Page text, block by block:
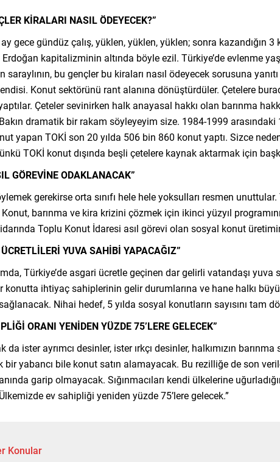
KİRALARI NASIL ÖDEYECEK?”
gece gündüz çalış, yüklen, yüklen, yüklen; sonra kazandığın 3
kapitalizminin altında böyle ezil. Türkiye’de evlenme
saraylının, bu gençler bu kiraları nasıl ödeyecek sorusuna
Konut sektörünü rant alanına dönüştürdüler. Çetelere
Çeteler sevinirken halk anayasal hakkı olan barınma
Bakın dramatik bir rakam söyleyeyim size. 1984-1999
yapan TOKİ son 20 yılda 506 bin 860 konut yaptı. Sizce
TOKİ konut dışında beşli çetelere kaynak aktarmak için
GÖREVİNE ODAKLANACAK”
gerekirse orta sınıfı hele hele yoksulları resmen
Konut, barınma ve kira krizini çözmek için ikinci yüzyıl
Toplu Konut İdaresi asıl görevi olan sosyal konut
YUVA SAHİBİ YAPACAĞIZ”
Türkiye’de asgari ücretle geçinen dar gelirli vatandaşı yuva
konutta ihtiyaç sahiplerinin gelir durumlarına ve hane halkı
Nihai hedef, 5 yılda sosyal konutların sayısını tam
ORANI YENİDEN YÜZDE 75’LERE GELECEK”
da ister ayrımcı desinler, ister ırkçı desinler, halkımızın
bir yabancı bile konut satın alamayacak. Bu rezilliğe de son
garip olmayacak. Sığınmacıları kendi ülkelerine
ev sahipliği yeniden yüzde 75’lere gelecek.”
Konular